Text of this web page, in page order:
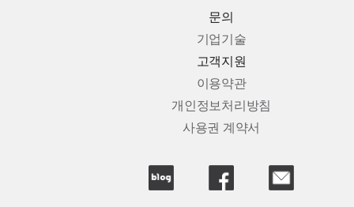
문의
기업기술
고객지원
이용약관
개인정보처리방침
사용권 계약서